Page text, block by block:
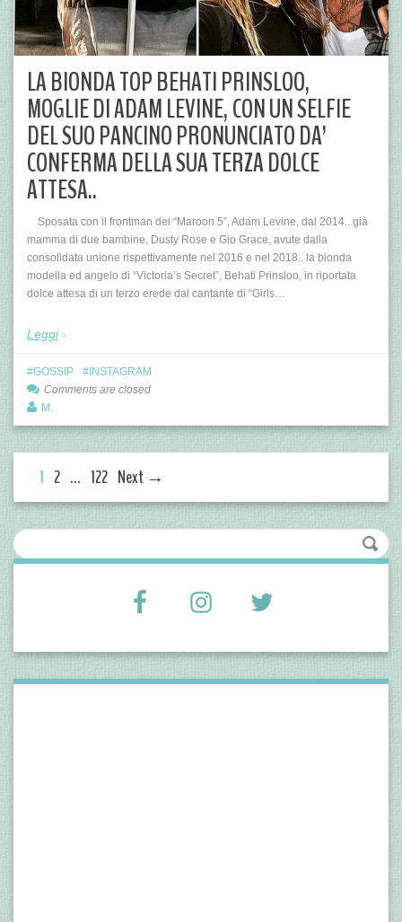
LA BIONDA TOP BEHATI PRINSLOO,
MOGLIE DI ADAM LEVINE, CON UN SELFIE
DEL SUO PANCINO PRONUNCIATO DA’
CONFERMA DELLA SUA TERZA DOLCE
ATTESA..
Sposata con il frontman dei “Maroon 5”, Adam Levine, dal 2014.. già
mamma di due bambine, Dusty Rose e Gio Grace, avute dalla
consolidata unione rispettivamente nel 2016 e nel 2018.. la bionda
modella ed angelo di “Victoria’s Secret”, Behati Prinsloo, in riportata
dolce attesa di un terzo erede dal cantante di “Girls…
Leggi
GOSSIP
INSTAGRAM
Comments are closed
M.
1 2 … 122 Next →